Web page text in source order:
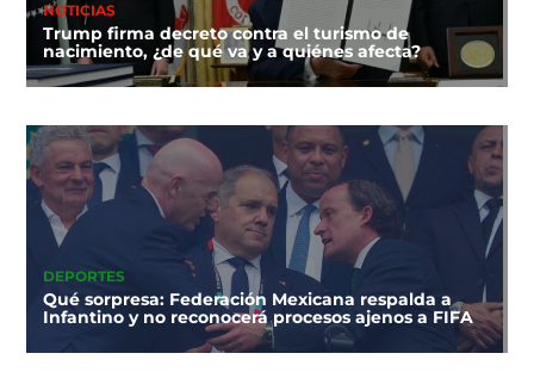
NOTICIAS
Trump firma decreto contra el turismo de
nacimiento, ¿de qué va y a quiénes afecta?
DEPORTES
Qué sorpresa: Federación Mexicana respalda a
Infantino y no reconocerá procesos ajenos a FIFA